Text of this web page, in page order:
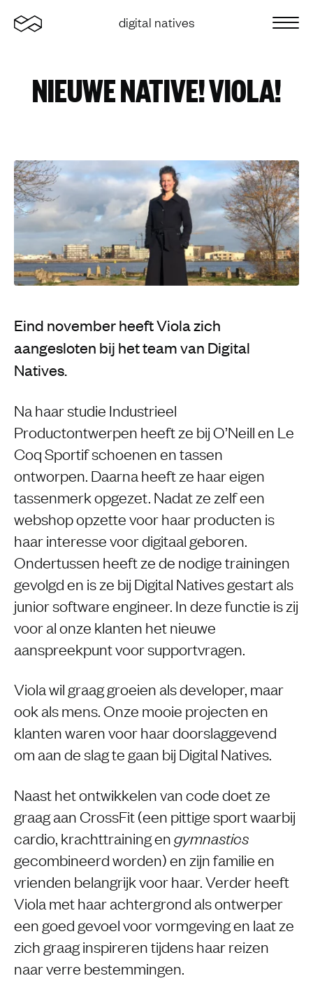
Home Sluit
digital natives
NIEUWE NATIVE! VIOLA!
Eind november heeft Viola zich
aangesloten bij het team van Digital
Natives.
Na haar studie Industrieel
Productontwerpen heeft ze bij O’Neill en Le
Coq Sportif schoenen en tassen
ontworpen. Daarna heeft ze haar eigen
tassenmerk opgezet. Nadat ze zelf een
webshop opzette voor haar producten is
haar interesse voor digitaal geboren.
Ondertussen heeft ze de nodige trainingen
gevolgd en is ze bij Digital Natives gestart als
junior software engineer. In deze functie is zij
voor al onze klanten het nieuwe
aanspreekpunt voor supportvragen.
Viola wil graag groeien als developer, maar
ook als mens. Onze mooie projecten en
klanten waren voor haar doorslaggevend
om aan de slag te gaan bij Digital Natives.
Naast het ontwikkelen van code doet ze
graag aan CrossFit (een pittige sport waarbij
cardio, krachttraining engymnastics
gecombineerd worden) en zijn familie en
vrienden belangrijk voor haar. Verder heeft
Viola met haar achtergrond als ontwerper
een goed gevoel voor vormgeving en laat ze
zich graag inspireren tijdens haar reizen
naar verre bestemmingen.